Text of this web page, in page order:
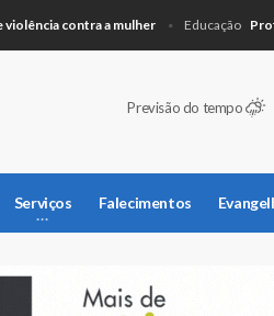
contra a mulher Educação
Previsão do tempo
Serviços Falecimentos